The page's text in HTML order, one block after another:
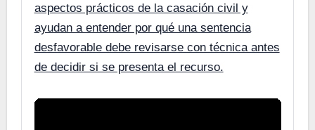
aspectos prácticos de la casación civil y
ayudan a entender por qué una sentencia
desfavorable debe revisarse con técnica antes
de decidir si se presenta el recurso.